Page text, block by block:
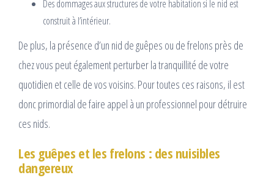
Des dommages aux structures de votre habitation si le nid est
construit à l’intérieur.
De plus, la présence d’un nid de guêpes ou de frelons près de
chez vous peut également perturber la tranquillité de votre
quotidien et celle de vos voisins. Pour toutes ces raisons, il est
donc primordial de faire appel à un professionnel pour détruire
ces nids.
Les guêpes et les frelons : des nuisibles
dangereux